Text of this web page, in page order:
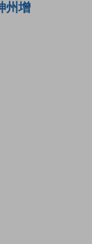
州增